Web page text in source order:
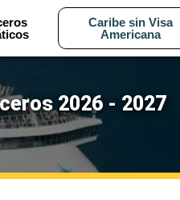
Caribe sin Visa
Americana
2026 - 2027